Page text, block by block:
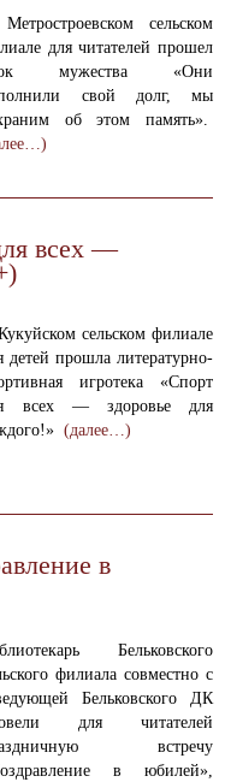
сельском
для читателей прошел
мужества «Они
свой долг, мы
об этом память».
всех —
сельском филиале
детей прошла литературно-
игротека «Спорт
всех — здоровье для
(далее…)
в
Бельковского
филиала совместно с
Бельковского ДК
для читателей
встречу
в юбилей»,